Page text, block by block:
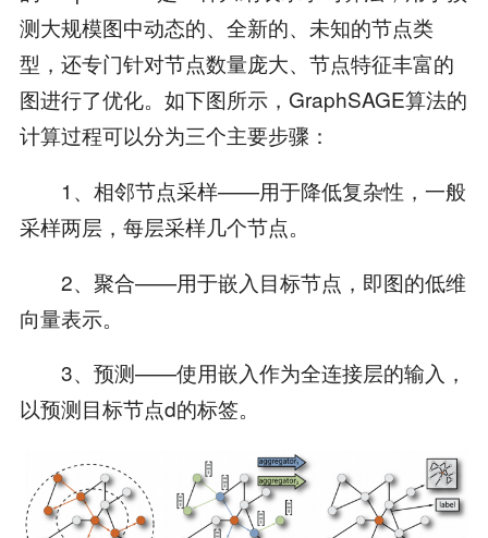
测大规模图中动态的、全新的、未知的节点类
型，还专门针对节点数量庞大、节点特征丰富的
图进行了优化。如下图所示，GraphSAGE算法的
计算过程可以分为三个主要步骤：
1、相邻节点采样——用于降低复杂性，一般
采样两层，每层采样几个节点。
2、聚合——用于嵌入目标节点，即图的低维
向量表示。
3、预测——使用嵌入作为全连接层的输入，
以预测目标节点d的标签。